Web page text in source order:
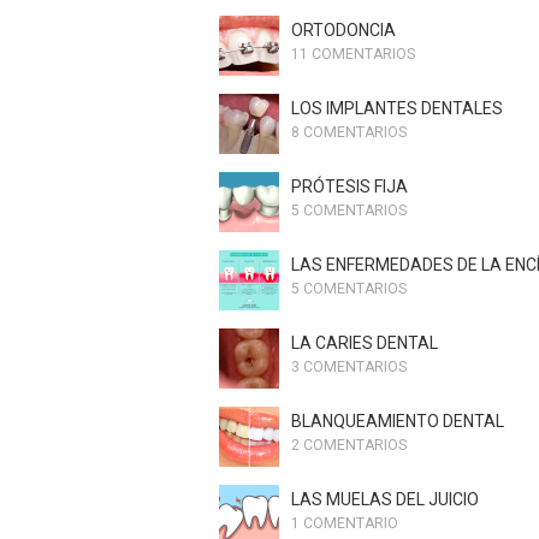
ORTODONCIA
11 COMENTARIOS
LOS IMPLANTES DENTALES
8 COMENTARIOS
PRÓTESIS FIJA
5 COMENTARIOS
LAS ENFERMEDADES DE LA
5 COMENTARIOS
LA CARIES DENTAL
3 COMENTARIOS
BLANQUEAMIENTO DENTAL
2 COMENTARIOS
LAS MUELAS DEL JUICIO
1 COMENTARIO